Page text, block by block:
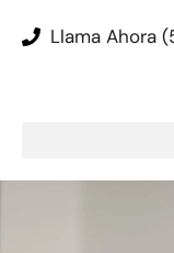
Llama Ahora